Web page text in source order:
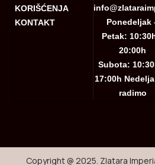
KORIŠĆENJA
KONTAKT
Ponedeljak
Petak:
20:00h
Subota:
17:00h
radimo
Copyright @ 2025. Zlatara